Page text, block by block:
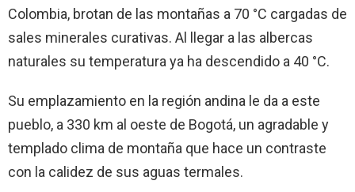
Colombia, brotan de las montañas a 70 °C cargadas de
sales minerales curativas. Al llegar a las albercas
naturales su temperatura ya ha descendido a 40 °C.
Su emplazamiento en la región andina le da a este
pueblo, a 330 km al oeste de Bogotá, un agradable y
templado clima de montaña que hace un contraste
con la calidez de sus aguas termales.